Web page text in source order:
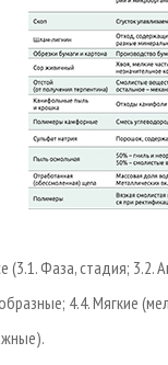
Фаза, стадия; 3.2.
4.4. Мягкие